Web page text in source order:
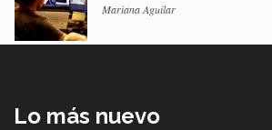
Mariana Aguilar
Lo más nuevo